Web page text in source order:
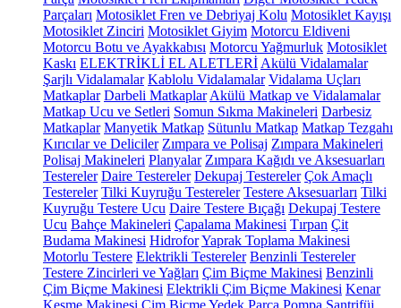
Parçaları Motosiklet Fren ve Debriyaj Kolu Motosiklet Kayışı
Motosiklet Zinciri Motosiklet Giyim Motorcu Eldiveni
Motorcu Botu ve Ayakkabısı Motorcu Yağmurluk Motosiklet
Kaskı ELEKTRİKLİ EL ALETLERİ Akülü Vidalamalar
Şarjlı Vidalamalar Kablolu Vidalamalar Vidalama Uçları
Matkaplar Darbeli Matkaplar Akülü Matkap ve Vidalamalar
Matkap Ucu ve Setleri Somun Sıkma Makineleri Darbesiz
Matkaplar Manyetik Matkap Sütunlu Matkap Matkap Tezgahı
Kırıcılar ve Deliciler Zımpara ve Polisaj Zımpara Makineleri
Polisaj Makineleri Planyalar Zımpara Kağıdı ve Aksesuarları
Testereler Daire Testereler Dekupaj Testereler Çok Amaçlı
Testereler Tilki Kuyruğu Testereler Testere Aksesuarları Tilki
Kuyruğu Testere Ucu Daire Testere Bıçağı Dekupaj Testere
Ucu Bahçe Makineleri Çapalama Makinesi Tırpan Çit
Budama Makinesi HidroforYaprak Toplama Makinesi
Motorlu Testere Elektrikli Testereler Benzinli Testereler
Testere Zincirleri ve Yağları Çim Biçme Makinesi Benzinli
Çim Biçme Makinesi Elektrikli Çim Biçme Makinesi Kenar
Kesme Makinesi Çim Biçme Yedek Parça Pompa Santrifüj